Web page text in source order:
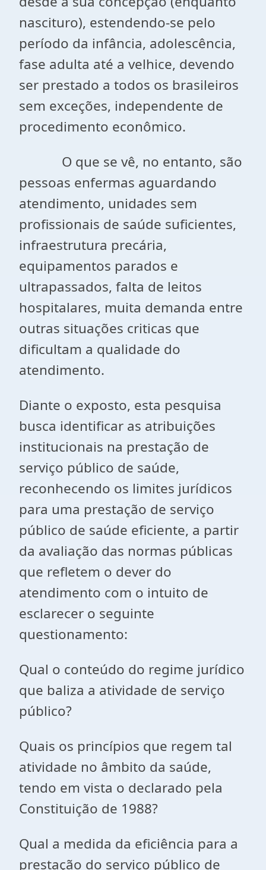
nascituro), estendendo-se pelo
período da infância, adolescência,
fase adulta até a velhice, devendo
ser prestado a todos os brasileiros
sem exceções, independente de
procedimento econômico.
O que se vê, no entanto, são
pessoas enfermas aguardando
atendimento, unidades sem
profissionais de saúde suficientes,
infraestrutura precária,
equipamentos parados e
ultrapassados, falta de leitos
hospitalares, muita demanda entre
outras situações criticas que
dificultam a qualidade do
atendimento.
Diante o exposto, esta pesquisa
busca identificar as atribuições
institucionais na prestação de
serviço público de saúde,
reconhecendo os limites jurídicos
para uma prestação de serviço
público de saúde eficiente, a partir
da avaliação das normas públicas
que refletem o dever do
atendimento com o intuito de
esclarecer o seguinte
questionamento:
Qual o conteúdo do regime jurídico
que baliza a atividade de serviço
público?
Quais os princípios que regem tal
atividade no âmbito da saúde,
tendo em vista o declarado pela
Constituição de 1988?
Qual a medida da eficiência para a
prestação do serviço público de